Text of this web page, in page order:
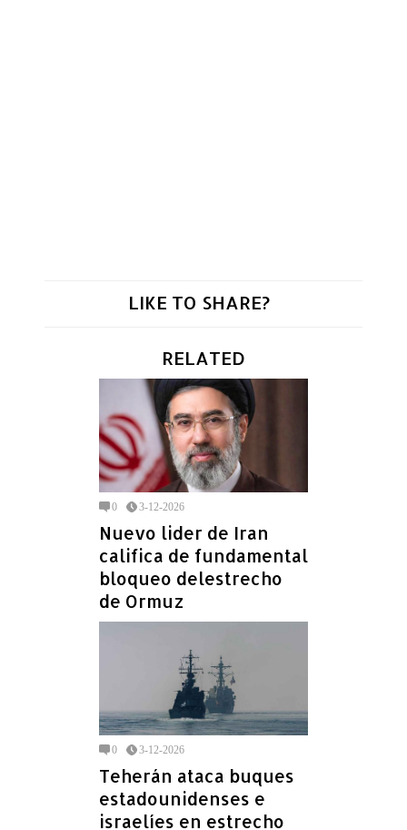
LIKE TO SHARE?
RELATED
0 3-12-2026
Nuevo lider de Iran
califica de fundamental
bloqueo delestrecho
de Ormuz
0 3-12-2026
Teherán ataca buques
estadounidenses e
israelíes en estrecho